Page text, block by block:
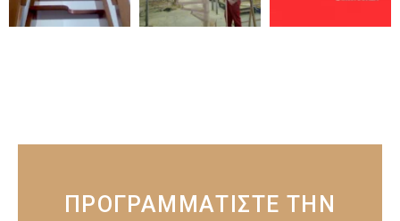
ΠΡΟΓΡΑΜΜΑΤΙΣΤΕ ΤΗΝ